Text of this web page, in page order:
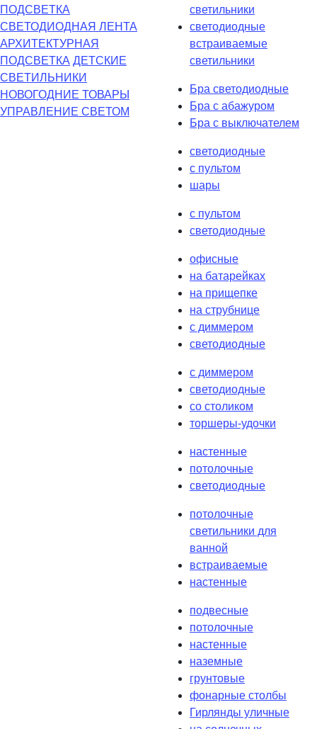
ПОДСВЕТКА
СВЕТОДИОДНАЯ ЛЕНТА
АРХИТЕКТУРНАЯ
ПОДСВЕТКА ДЕТСКИЕ
СВЕТИЛЬНИКИ
НОВОГОДНИЕ ТОВАРЫ
УПРАВЛЕНИЕ СВЕТОМ
светильники
светодиодные
встраиваемые
светильники
Бра светодиодные
Бра с абажуром
Бра с выключателем
светодиодные
с пультом
шары
с пультом
светодиодные
офисные
на батарейках
на прищепке
на струбнице
с диммером
светодиодные
с диммером
светодиодные
со столиком
торшеры-удочки
настенные
потолочные
светодиодные
потолочные
светильники для
ванной
встраиваемые
настенные
подвесные
потолочные
настенные
наземные
грунтовые
фонарные столбы
Гирлянды уличные